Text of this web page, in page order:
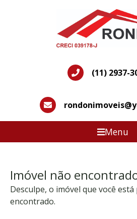
(11) 2937-
Menu
Imóvel não
Desculpe, o imóvel que você
encontrado.